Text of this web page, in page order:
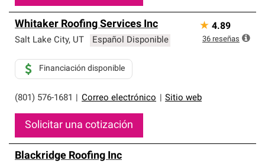
Whitaker Roofing Services Inc
Salt Lake City, UT Español Disponible
(801) 576-1681 Correo electrónico Sitio web
Financiación disponible
Solicitar una cotización
★ 4.89
36 reseñas
Blackridge Roofing Inc